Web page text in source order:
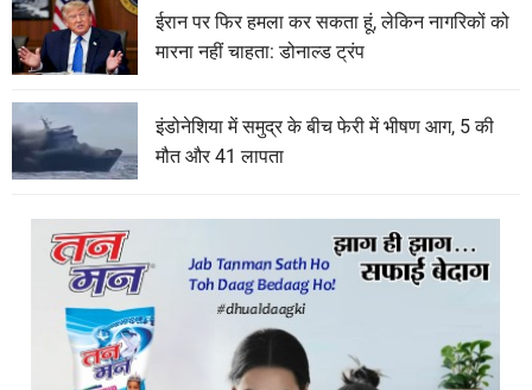
ईरान पर फिर हमला कर सकता हूं, लेकिन नागरिकों को
मारना नहीं चाहता: डोनाल्ड ट्रंप
इंडोनेशिया में समुद्र के बीच फेरी में भीषण आग, 5 की
मौत और 41 लापता